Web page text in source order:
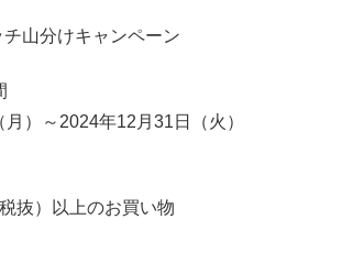
山分けキャンペーン
）～2024年12月31日（火）
抜）以上のお買い物